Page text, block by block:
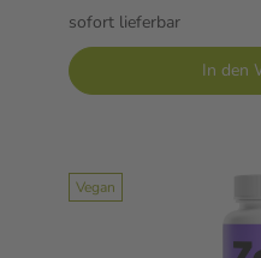
sofort lieferbar
In den
Vegan